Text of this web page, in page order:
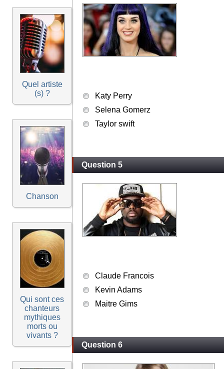
Quel artiste
(s) ?
Chanson
Qui sont ces
chanteurs
mythiques
morts ou
vivants ?
Katy Perry
Selena Gomerz
Taylor swift
Question 5
Claude Francois
Kevin Adams
Maitre Gims
Question 6